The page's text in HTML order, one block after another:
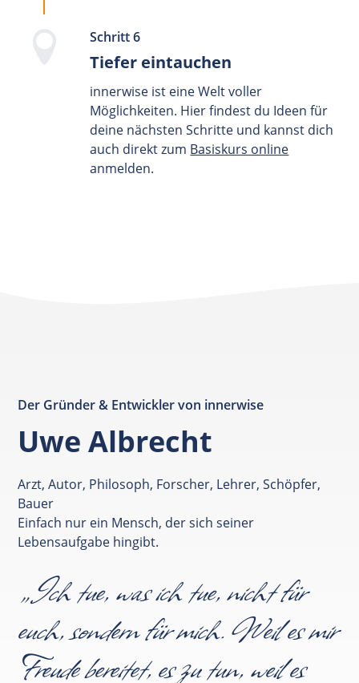
Schritt 6
Tiefer eintauchen
innerwise ist eine Welt voller
Möglichkeiten. Hier findest du Ideen für
deine nächsten Schritte und kannst dich
auch direkt zum Basiskurs online
anmelden.
Der Gründer & Entwickler von innerwise
Uwe Albrecht
Arzt, Autor, Philosoph, Forscher, Lehrer, Schöpfer,
Bauer
Einfach nur ein Mensch, der sich seiner
Lebensaufgabe hingibt.
„Ich tue, was ich tue, nicht für
euch, sondern für mich. Weil es mir
Freude bereitet, es zu tun, weil es